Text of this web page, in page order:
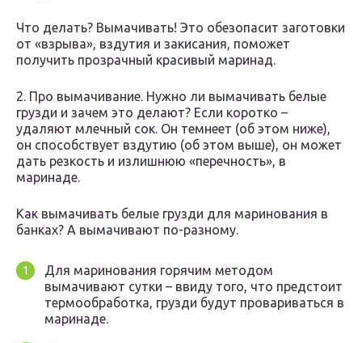
Что делать? Вымачивать! Это обезопасит заготовки
от «взрыва», вздутия и закисания, поможет
получить прозрачный красивый маринад.
2. Про вымачивание. Нужно ли вымачивать белые
грузди и зачем это делают? Если коротко –
удаляют млечный сок. Он темнеет (об этом ниже),
он способствует вздутию (об этом выше), он может
дать резкость и излишнюю «перечность», в
маринаде.
Как вымачивать белые грузди для маринования в
банках? А вымачивают по-разному.
Для маринования горячим методом
вымачивают сутки – ввиду того, что предстоит
термообработка, грузди будут провариваться в
маринаде.